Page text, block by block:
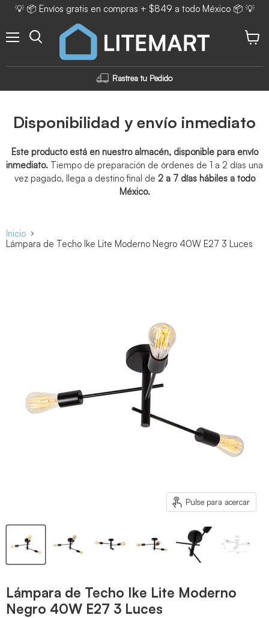
💡 📦 Envíos gratis en compras + $849 a todo México 📦 💡
Rastrea tu Pedido
Disponibilidad y envío inmediato
Este producto está en nuestro almacén, disponible para envío
inmediato. Tiempo de preparación de órdenes de 1 a 2 días una
vez pagado, llega a destino final de 2 a 7 días hábiles a todo
México.
Inicio
Lámpara de Techo Ike Lite Moderno Negro 40W E27 3 Luces
Pulse para acercar
Lámpara de Techo Ike Lite Moderno
Negro 40W E27 3 Luces